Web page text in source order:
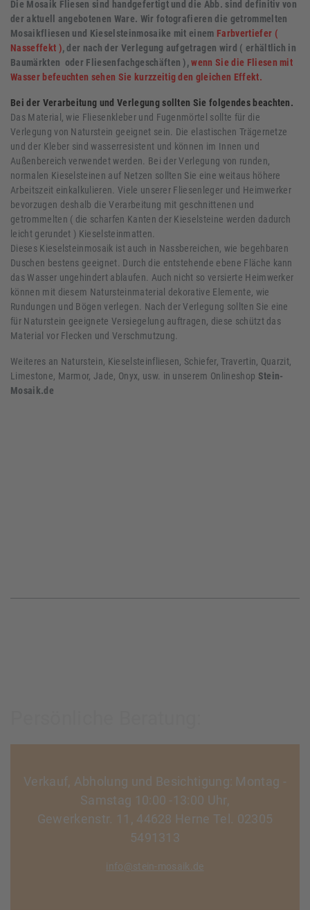
Die Mosaik Fliesen sind handgefertigt und die Abb. sind definitiv von
der aktuell angebotenen Ware. Wir fotografieren die getrommelten
Mosaikfliesen und Kieselsteinmosaike mit einem Farbvertiefer (
Nasseffekt ), der nach der Verlegung aufgetragen wird ( erhältlich in
Baumärkten oder Fliesenfachgeschäften ),wenn Sie die Fliesen mit
Wasser befeuchten sehen Sie kurzzeitig den gleichen Effekt.
Bei der Verarbeitung und Verlegung sollten Sie folgendes beachten.
Das Material, wie Fliesenkleber und Fugenmörtel sollte für die
Verlegung von Naturstein geeignet sein. Die elastischen Trägernetze
und der Kleber sind wasserresistent und können im Innen und
Außenbereich verwendet werden. Bei der Verlegung von runden,
normalen Kieselsteinen auf Netzen sollten Sie eine weitaus höhere
Arbeitszeit einkalkulieren. Viele unserer Fliesenleger und Heimwerker
bevorzugen deshalb die Verarbeitung mit geschnittenen und
getrommelten ( die scharfen Kanten der Kieselsteine werden dadurch
leicht gerundet ) Kieselsteinmatten.
Dieses Kieselsteinmosaik ist auch in Nassbereichen, wie begehbaren
Duschen bestens geeignet. Durch die entstehende ebene Fläche kann
das Wasser ungehindert ablaufen. Auch nicht so versierte Heimwerker
können mit diesem Natursteinmaterial dekorative Elemente, wie
Rundungen und Bögen verlegen. Nach der Verlegung sollten Sie eine
für Naturstein geeignete Versiegelung auftragen, diese schützt das
Material vor Flecken und Verschmutzung.
Weiteres an Naturstein, Kieselsteinfliesen, Schiefer, Travertin, Quarzit,
Limestone, Marmor, Jade, Onyx, usw. in unserem Onlineshop Stein-
Mosaik.de
Verkauf, Abholung und Besichtigung: Montag -
Samstag 10:00 -13:00 Uhr,
Gewerkenstr. 11, 44628 Herne Tel. 02305
5491313
info@stein-mosaik.de